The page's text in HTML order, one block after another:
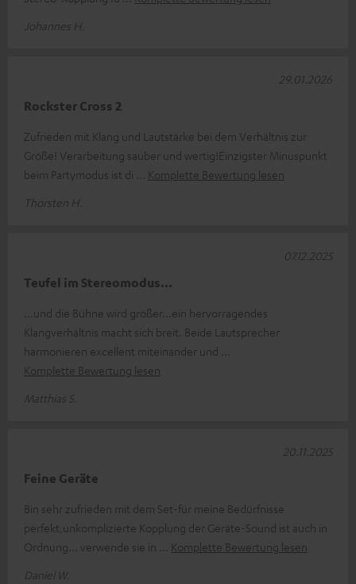
Johannes H.
Rockster Cross 2
Zufrieden mit Klang und Lautstärke bei dem Verhältnis zur
Größe! Verarbeitung sauber und wertig!Einzigster Minuspunkt
beim Partymodus ist di
Komplette Bewertung lesen
Thorsten H.
29.01.2026
Teufel im Stereomodus...
...und die Bühne wird größer...ein hervorragendes
Klangverhältnis macht sich breit. Beide Lautsprecher
harmonieren excellent miteinander und
Komplette Bewertung lesen
Matthias S.
07.12.2025
Feine Geräte
Bin sehr zufrieden mit dem Set-für meine Bedürfnisse
perfekt,unkomplizierte Kopplung der Geräte-Sound ist auch in
Ordnung... verwende sie in
Komplette Bewertung lesen
Daniel W.
20.11.2025